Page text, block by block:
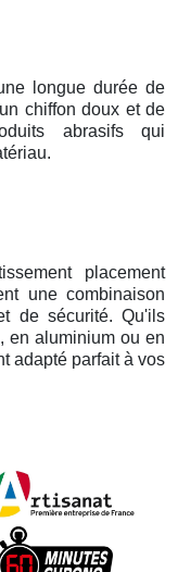
longue durée de
chiffon doux et de
abrasifs qui
placement
une combinaison
de sécurité. Qu'ils
en aluminium ou en
adapté parfait à vos